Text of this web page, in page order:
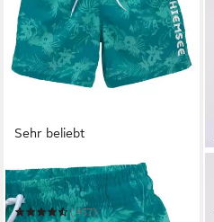
Sehr beliebt
CHIEMSEE
Badeshorts Esra
(457)